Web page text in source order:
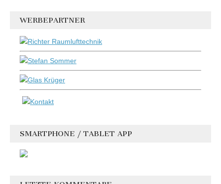
WERBEPARTNER
SMARTPHONE / TABLET APP